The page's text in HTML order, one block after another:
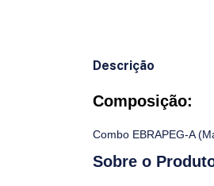
Descrição
Composição:
Combo EBRAPEG-A
Sobre o